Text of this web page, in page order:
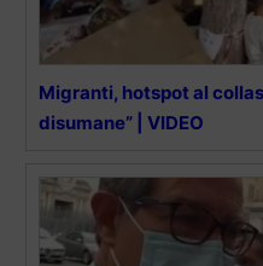
Migranti, hotspot al
disumane” | VIDEO